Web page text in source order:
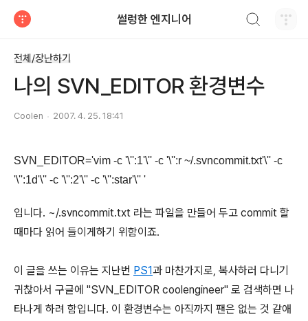
썰렁한 엔지니어
전체/장난하기
나의 SVN_EDITOR 환경변수
Coolen 2007. 4. 25. 18:41
SVN_EDITOR='vim -c '\'':1'\'' -c '\'':r ~/.svncommit.txt'\'' -c
'\'':1d'\'' -c '\'':2'\'' -c '\'':star'\'' '
입니다. ~/.svncommit.txt 라는 파일을 만들어 두고 commit 할
때마다 읽어 들이게하기 위함이죠.
이 글을 쓰는 이유는 지난번 PS1과 마찬가지로, 복사하러 다니기
귀찮아서 구글에 "SVN_EDITOR coolengineer" 로 검색하면 나
타나게 하려 함입니다. 이 환경변수는 아직까지 팬은 없는 것 같애